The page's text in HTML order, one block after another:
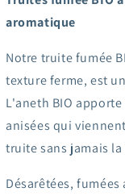
aromatique
Notre truite fumée
texture ferme, est
L'aneth BIO
anisées qui
truite sans jamais
Désarêtées,